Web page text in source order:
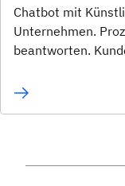
Chatbot mit
Unternehmen.
beantworten.